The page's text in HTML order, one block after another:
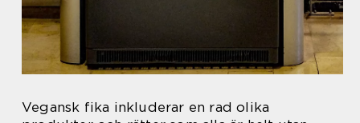
Vegansk fika inkluderar en rad olika